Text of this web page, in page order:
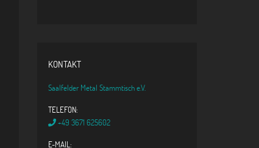
KONTAKT
Saalfelder Metal Stammtisch e.V.
TELEFON:
+49 3671 625602
E-MAIL: